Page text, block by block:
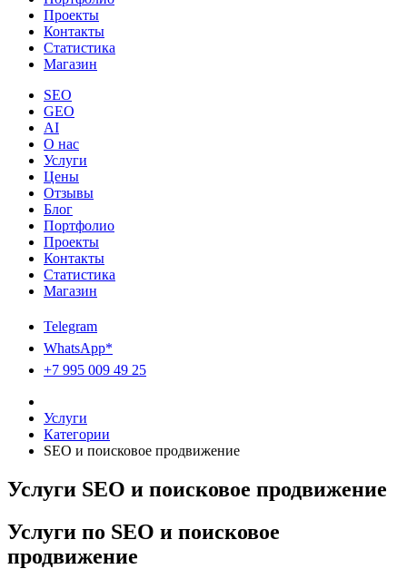
Проекты
Контакты
Статистика
Магазин
SEO
GEO
AI
О нас
Услуги
Цены
Отзывы
Блог
Портфолио
Проекты
Контакты
Статистика
Магазин
Telegram
WhatsApp*
+7 995 009 49 25
Услуги
Категории
SEO и поисковое продвижение
Услуги SEO и поисковое продвижение
Услуги по SEO и поисковое
продвижение